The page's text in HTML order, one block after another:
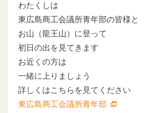
わたくしは
東広島商工会議所青年部の皆様と
お山（龍王山）に登って
初日の出を見てきます
お近くの方は
一緒に上りましょう
詳しくはこちらを見てください
東広島商工会議所青年部